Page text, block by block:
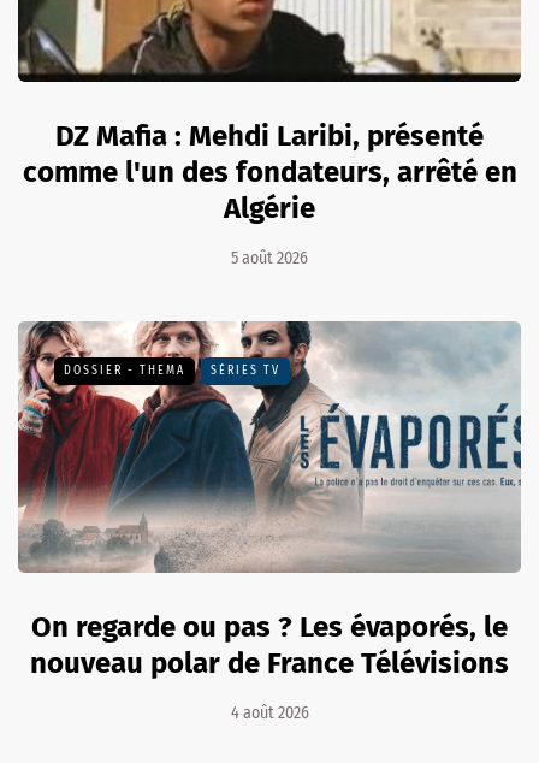
DZ Mafia : Mehdi Laribi, présenté
comme l'un des fondateurs, arrêté en
Algérie
5 août 2026
DOSSIER - THEMA SÉRIES TV
On regarde ou pas ? Les évaporés, le
nouveau polar de France Télévisions
4 août 2026